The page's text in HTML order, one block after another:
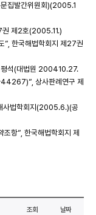
집발간위원회)(2005.1
제2호(2005.11.)
”, 한국해법학회지 제27권
석(대법원 200410.27.
상사판례연구 제
사법학회지(2005.6.)(공
항”, 한국해법학회지 제
조회 날짜